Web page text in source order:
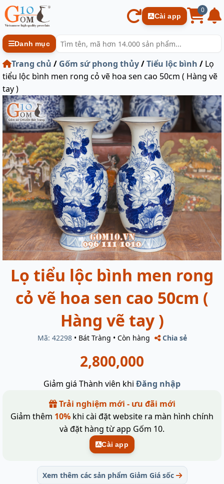
Cài app
0
Danh mục
Trang chủ / Gốm sứ phong thủy/Tiểu lộc bình / Lọ
tiểu lộc bình men rong cỏ vẽ hoa sen cao 50cm ( Hàng vẽ
tay )
Lọ tiểu lộc bình men rong
cỏ vẽ hoa sen cao 50cm (
Hàng vẽ tay )
Mã: 42298 • Bát Tràng • Còn hàng Chia sẻ
2,800,000
Giảm giá Thành viên khi Đăng nhập
Trải nghiệm mới - ưu đãi mới
Giảm thêm 10% khi cài đặt website ra màn hình chính
và đặt hàng từ app Gốm 10.
Cài app
Xem thêm các sản phẩm Giảm Giá sốc